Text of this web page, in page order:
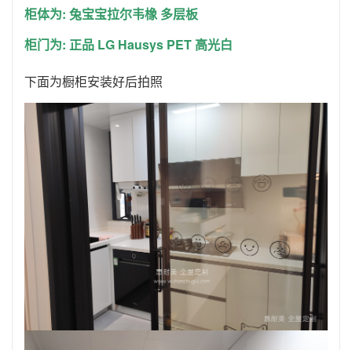
柜体为: 兔宝宝拉尔韦橡 多层板
柜门为: 正品 LG Hausys PET 高光白
下面为橱柜安装好后拍照